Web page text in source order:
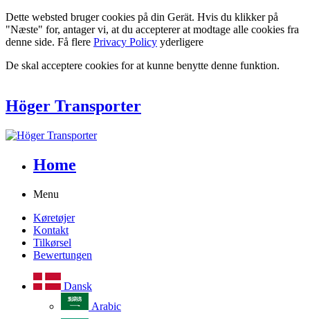
Dette websted bruger cookies på din Gerät. Hvis du klikker på
"Næste" for, antager vi, at du accepterer at modtage alle cookies fra
denne side. Få flere Privacy Policy yderligere
De skal acceptere cookies for at kunne benytte denne funktion.
Höger Transporter
Home
Menu
Køretøjer
Kontakt
Tilkørsel
Bewertungen
Dansk
Arabic